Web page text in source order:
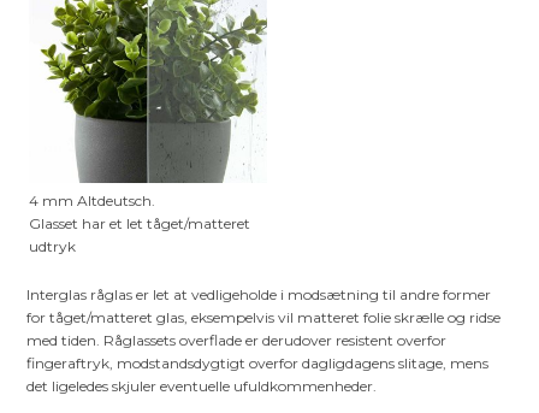
4 mm Altdeutsch.
Glasset har et let tåget/matteret
udtryk
Interglas råglas er let at vedligeholde i modsætning til andre former
for tåget/matteret glas, eksempelvis vil matteret folie skrælle og ridse
med tiden. Råglassets overflade er derudover resistent overfor
fingeraftryk, modstandsdygtigt overfor dagligdagens slitage, mens
det ligeledes skjuler eventuelle ufuldkommenheder.